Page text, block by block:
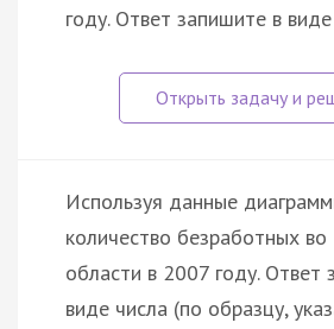
году. Ответ запишите в
Используя данные
количество безработных
области в 2007 году. Ответ
виде числа (по образцу,